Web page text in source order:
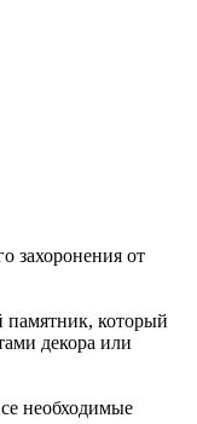
захоронения от
памятник, который
декора или
необходимые